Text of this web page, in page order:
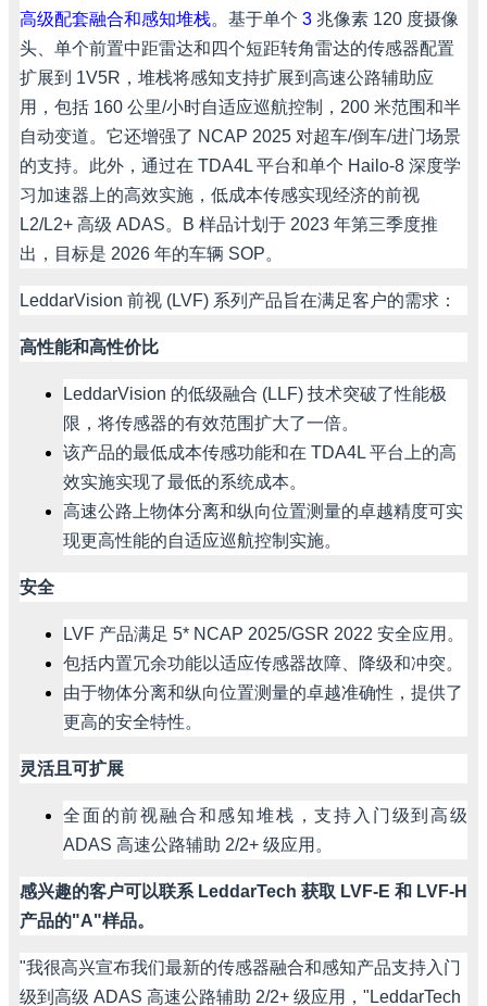
高级配套融合和感知堆栈。基于单个 3 兆像素 120 度摄像
头、单个前置中距雷达和四个短距转角雷达的传感器配置
扩展到 1V5R ，堆栈将感知支持扩展到高速公路辅助应
用，包括 160 公里/小时自适应巡航控制， 200 米范围和半
自动变道。它还增强了 NCAP 2025 对超车/倒车/进门场景
的支持。此外，通过在 TDA4L 平台和单个 Hailo-8 深度学
习加速器上的高效实施，低成本传感实现经济的前视
L2/L2+ 高级 ADAS。 B 样品计划于 2023 年第三季度推
出，目标是 2026 年的车辆 SOP。
LeddarVision 前视 (LVF) 系列产品旨在满足客户的需求：
高性能和高性价比
LeddarVision 的低级融合 (LLF) 技术突破了性能极
限，将传感器的有效范围扩大了一倍。
该产品的最低成本传感功能和在 TDA4L 平台上的高
效实施实现了最低的系统成本。
高速公路上物体分离和纵向位置测量的卓越精度可实
现更高性能的自适应巡航控制实施。
安全
LVF 产品满足 5* NCAP 2025/GSR 2022 安全应用。
包括内置冗余功能以适应传感器故障、降级和冲突。
由于物体分离和纵向位置测量的卓越准确性，提供了
更高的安全特性。
灵活且可扩展
全面的前视融合和感知堆栈，支持入门级到高级
ADAS 高速公路辅助 2/2+ 级应用。
感兴趣的客户可以联系 LeddarTech 获取 LVF-E 和 LVF-H
产品的"A"样品。
"我很高兴宣布我们最新的传感器融合和感知产品支持入门
级到高级 ADAS 高速公路辅助 2/2+ 级应用， "LeddarTech